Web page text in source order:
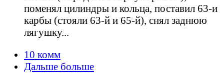
поменял цилиндры и кольца, поставил 63-и
карбы (стояли 63-й и 65-й), снял заднюю
лягушку...
10 комм
Дальше больше